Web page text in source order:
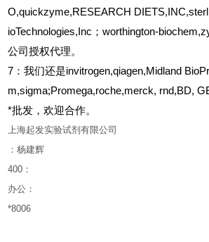
O,quickzyme,RESEARCH
ioTechnologies,Inc；worthington-
公司授权代理。
7：我们还是invitrogen,qiagen,Midland
m,sigma;Promega,roche,merck, rnd,BD,
*批发，欢迎合作。
上海起发实验试剂有限公司
：杨建辉
400 ：
办公：
*8006